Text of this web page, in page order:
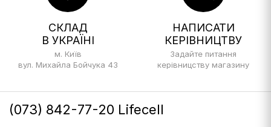
СКЛАД
В УКРАЇНІ
м. Київ
вул. Михайла Бойчука 43
НАПИСАТИ
КЕРІВНИЦТВУ
Задайте питання
керівницству магазину
(073) 842-77-20 Lifecell